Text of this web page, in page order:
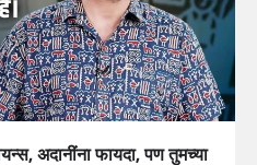
अदानींना फायदा, पण तुमच्या